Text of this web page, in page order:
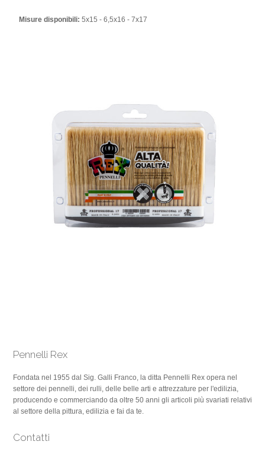
Misure disponibili: 5x15 - 6,5x16 - 7x17
Pennelli Rex
Fondata nel 1955 dal Sig. Galli Franco, la ditta Pennelli Rex opera nel
settore dei pennelli, dei rulli, delle belle arti e attrezzature per l'edilizia,
producendo e commerciando da oltre 50 anni gli articoli più svariati relativi
al settore della pittura, edilizia e fai da te.
Contatti